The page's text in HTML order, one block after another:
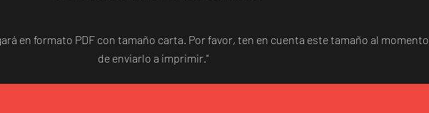
en formato PDF con tamaño carta. Por favor, ten en cuenta este tamaño al momento
de enviarlo a imprimir."